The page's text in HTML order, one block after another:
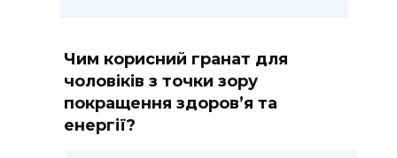
Чим корисний гранат для
чоловіків з точки зору
покращення здоров’я та
енергії?